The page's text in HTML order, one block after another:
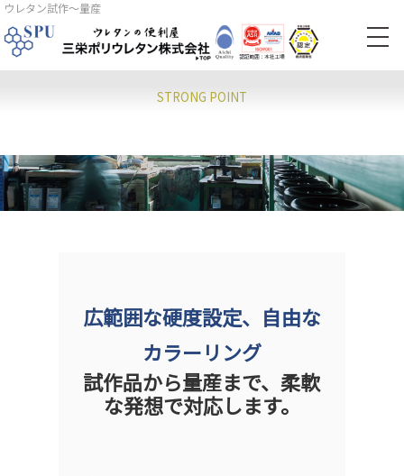
ウレタン試作～量産
STRONG POINT
広範囲な硬度設定、自由な
カラーリング
試作品から量産まで、柔軟
な発想で対応します。